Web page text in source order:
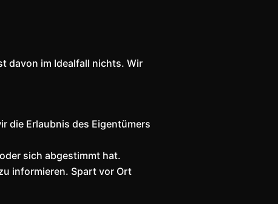
davon im Idealfall nichts. Wir
die Erlaubnis des Eigentümers
sich abgestimmt hat.
informieren. Spart vor Ort